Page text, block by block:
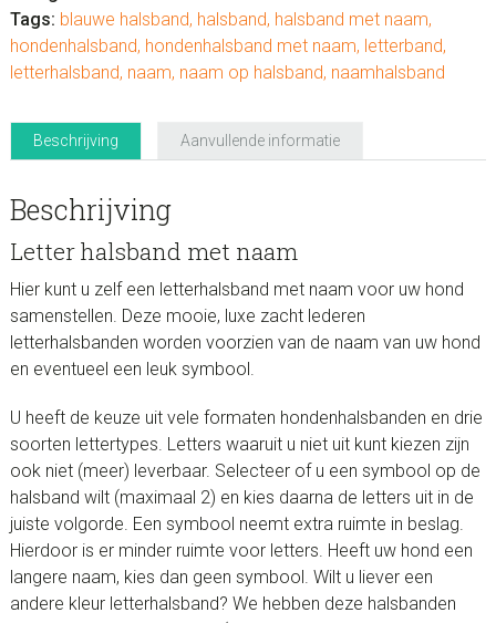
Tags: blauwe halsband, halsband, halsband met naam,
hondenhalsband, hondenhalsband met naam, letterband,
letterhalsband, naam, naam op halsband, naamhalsband
Beschrijving Aanvullende informatie
Beschrijving
Letter halsband met naam
Hier kunt u zelf een letterhalsband met naam voor uw hond
samenstellen. Deze mooie, luxe zacht lederen
letterhalsbanden worden voorzien van de naam van uw hond
en eventueel een leuk symbool.
U heeft de keuze uit vele formaten hondenhalsbanden en drie
soorten lettertypes. Letters waaruit u niet uit kunt kiezen zijn
ook niet (meer) leverbaar. Selecteer of u een symbool op de
halsband wilt (maximaal 2) en kies daarna de letters uit in de
juiste volgorde. Een symbool neemt extra ruimte in beslag.
Hierdoor is er minder ruimte voor letters. Heeft uw hond een
langere naam, kies dan geen symbool. Wilt u liever een
andere kleur letterhalsband? We hebben deze halsbanden